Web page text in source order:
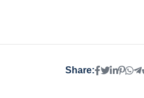
Share: